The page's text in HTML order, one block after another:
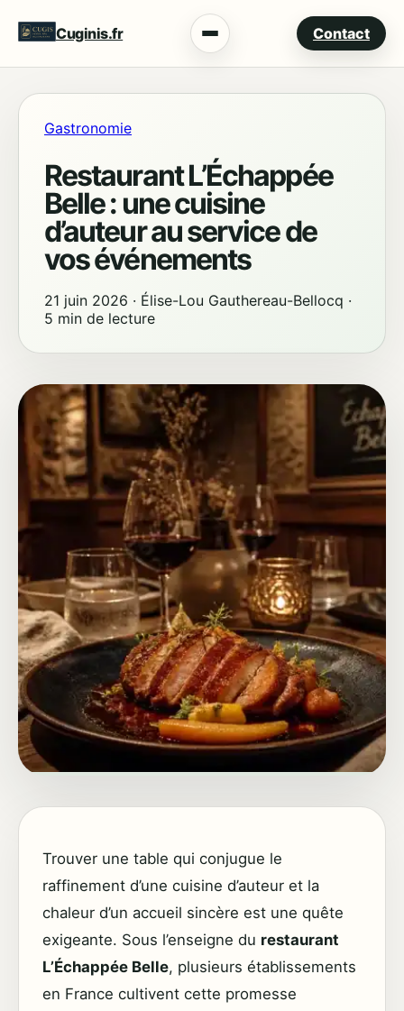
Cuginis.fr Menu Contact
Gastronomie
Restaurant L’Échappée
Belle : une cuisine
d’auteur au service de
vos événements
21 juin 2026 · Élise-Lou Gauthereau-Bellocq ·
5 min de lecture
Trouver une table qui conjugue le
raffinement d’une cuisine d’auteur et la
chaleur d’un accueil sincère est une quête
exigeante. Sous l’enseigne du restaurant
L’Échappée Belle, plusieurs établissements
en France cultivent cette promesse